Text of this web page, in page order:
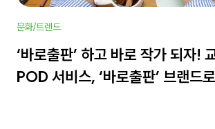
문화/트렌드
‘바로출판’ 하고 바로 작가 되자!
POD 서비스, ‘바로출판’ 브랜드